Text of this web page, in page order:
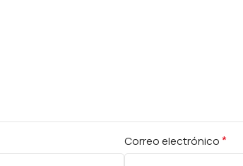
Correo electrónico*